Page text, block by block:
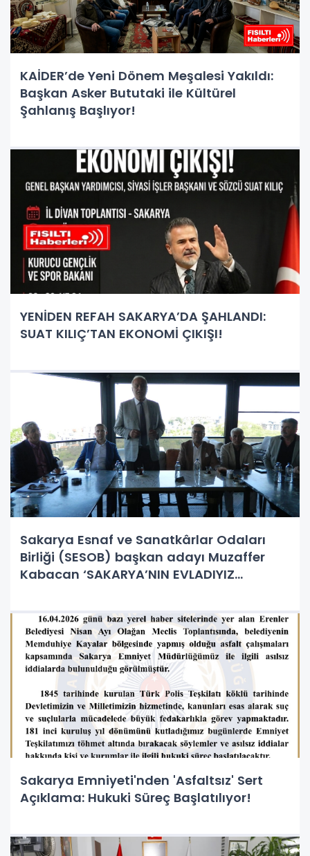
KAİDER’de Yeni Dönem Meşalesi Yakıldı:
Başkan Asker Bututaki ile Kültürel
Şahlanış Başlıyor!
YENİDEN REFAH SAKARYA’DA ŞAHLANDI:
SUAT KILIÇ’TAN EKONOMİ ÇIKIŞI!
Sakarya Esnaf ve Sanatkârlar Odaları
Birliği (SESOB) başkan adayı Muzaffer
Kabacan ‘SAKARYA’NIN EVLADIYIZ
Sakarya Emniyeti'nden 'Asfaltsız' Sert
Açıklama: Hukuki Süreç Başlatılıyor!